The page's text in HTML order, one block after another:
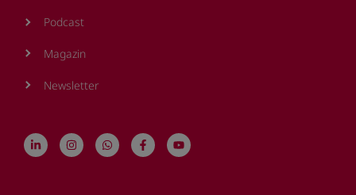
Podcast
Magazin
Newsletter